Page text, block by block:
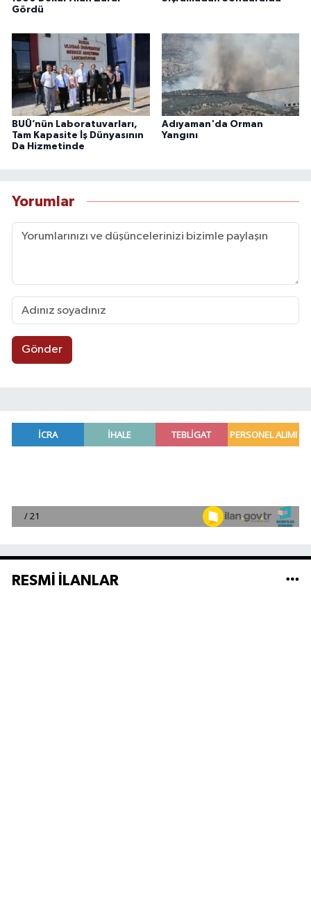
Gördü
BUÜ’nün Laboratuvarları,
Tam Kapasite İş Dünyasının
Da Hizmetinde
Adıyaman'da Orman
Yangını
Yorumlar
Gönder
RESMİ İLANLAR